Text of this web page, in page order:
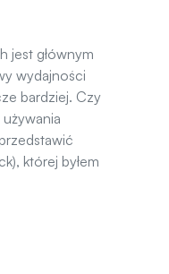
jest głównym
wydajności
bardziej. Czy
której byłem